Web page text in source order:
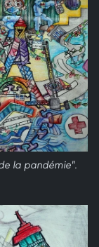
la pandémie".